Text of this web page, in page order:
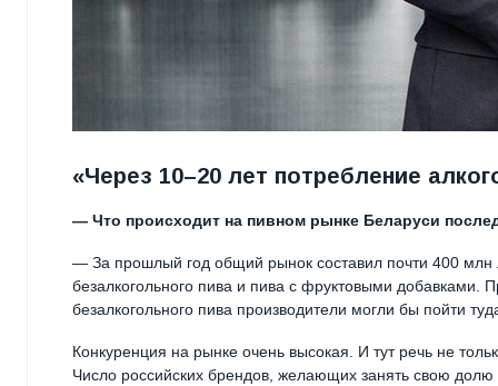
«Через 10–20 лет потребление
— Что происходит на пивном рынке Беларуси
— За прошлый год общий рынок составил почти 400
безалкогольного пива и пива с фруктовыми
безалкогольного пива производители могли бы пойти
Конкуренция на рынке очень высокая. И тут речь не
Число российских брендов, желающих занять свою